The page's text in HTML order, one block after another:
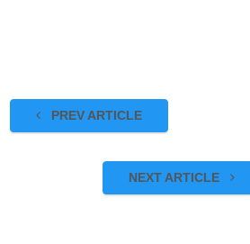
PREV ARTICLE
NEXT ARTICLE